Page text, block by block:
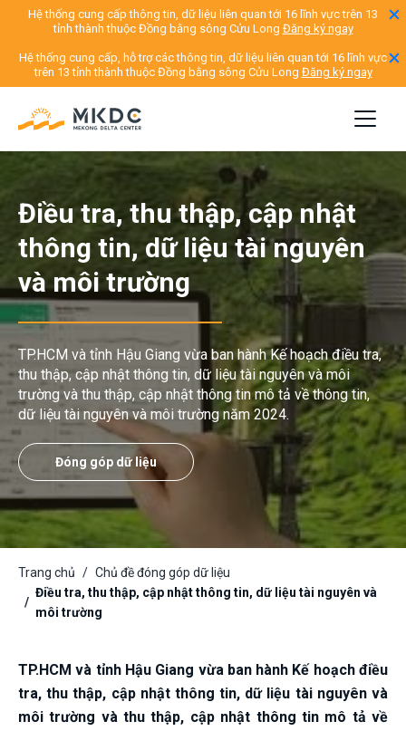
Hệ thống cung cấp thông tin, dữ liệu liên quan tới 16 lĩnh vực trên 13
tỉnh thành thuộc Đồng bằng sông Cửu Long Đăng ký ngay
Hệ thống cung cấp, hỗ trợ các thông tin, dữ liệu liên quan tới 16 lĩnh vực
trên 13 tỉnh thành thuộc Đồng bằng sông Cửu Long Đăng ký ngay
Điều tra, thu thập, cập nhật
thông tin, dữ liệu tài nguyên
và môi trường
TP.HCM và tỉnh Hậu Giang vừa ban hành Kế hoạch điều tra,
thu thập, cập nhật thông tin, dữ liệu tài nguyên và môi
trường và thu thập, cập nhật thông tin mô tả về thông tin,
dữ liệu tài nguyên và môi trường năm 2024.
Đóng góp dữ liệu
Trang chủ
Chủ đề đóng góp dữ liệu
Điều tra, thu thập, cập nhật thông tin, dữ liệu tài nguyên và
môi trường
TP.HCM và tỉnh Hậu Giang vừa ban hành Kế hoạch điều
tra, thu thập, cập nhật thông tin, dữ liệu tài nguyên và
môi trường và thu thập, cập nhật thông tin mô tả về